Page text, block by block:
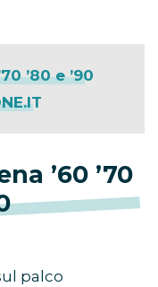
’80 e ’90
’60 ’70
palco